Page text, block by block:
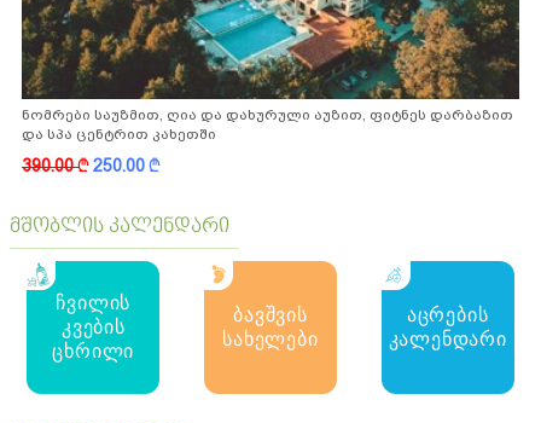
ნომრები საუზმით, ღია და დახურული აუზით, ფიტნეს დარბაზით
და სპა ცენტრით კახეთში
390.00k250.00k
მშობლის კალენდარი
ჩვილის
კვების
ცხრილი
ბავშვის
სახელები
აცრების
კალენდარი